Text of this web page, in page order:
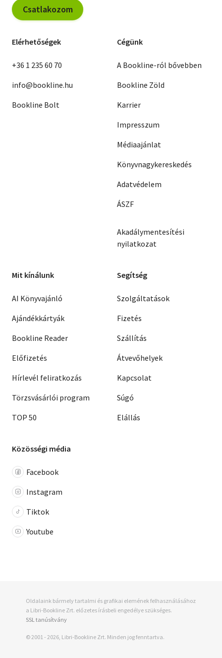
Csatlakozom
Elérhetőségek
+36 1 235 60 70
info@bookline.hu
Bookline Bolt
Cégünk
A Bookline-ról bővebben
Bookline Zöld
Karrier
Impresszum
Médiaajánlat
Könyvnagykereskedés
Adatvédelem
ÁSZF
Akadálymentesítési
nyilatkozat
Mit kínálunk
AI Könyvajánló
Ajándékkártyák
Bookline Reader
Előfizetés
Hírlevél feliratkozás
Törzsvásárlói program
TOP 50
Segítség
Szolgáltatások
Fizetés
Szállítás
Átvevőhelyek
Kapcsolat
Súgó
Elállás
Közösségi média
Facebook
Instagram
Tiktok
Youtube
Oldalaink bármely tartalmi és grafikai elemének felhasználásához
a Libri-Bookline Zrt. előzetes írásbeli engedélye szükséges.
SSL tanúsítvány
© 2001 - 2026, Libri-Bookline Zrt. Minden jog fenntartva.